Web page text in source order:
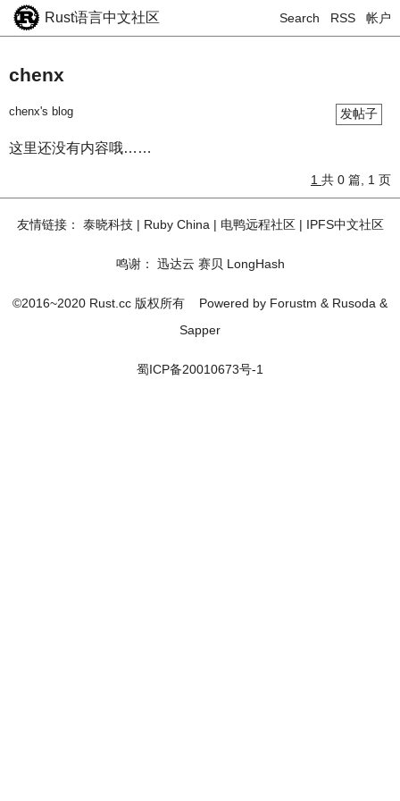
Rust语言中文社区 Search RSS 帐户
chenx
发帖子
chenx's blog
这里还没有内容哦……
1 共 0 篇, 1 页
友情链接： 泰晓科技| Ruby China | 电鸭远程社区| IPFS中文社区
鸣谢： 迅达云 赛贝 LongHash
©2016~2020 Rust.cc 版权所有 Powered by Forustm & Rusoda &
Sapper
蜀ICP备20010673号-1